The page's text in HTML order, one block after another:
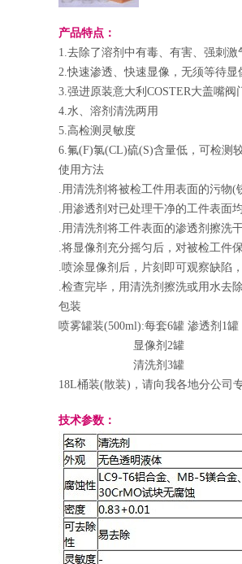
产品特点：
1.去除了溶剂中有毒、有害、强刺激
2.快速渗透、快速显像，无须等待显
3.强进原装意大利COSTER大盖嘴
4.水、溶剂清洗两用
5.高检测灵敏度
6.氟(F)氯(CL)硫(S)含量低，可检测
使用方法
.用清洗剂将被检工件用表面的污物(
.用渗透剂对已处理干净的工件表面
.用清洗剂将工件表面的渗透剂擦洗
.将显像剂充分摇匀后，对被检工件
.喷涂显像剂后，片刻即可观察缺陷
.检查完毕，用清洗剂擦洗或用水去
包装
喷雾罐装(500ml):每套6罐 渗透剂1罐
显像剂2罐
清洗剂3罐
18L桶装(散装)，请向我各地分公司
技术参数：